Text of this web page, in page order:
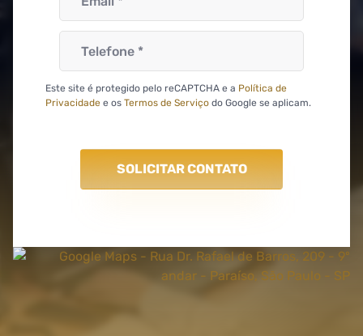
Este site é protegido pelo reCAPTCHA e a Política de
Privacidade e os Termos de Serviço do Google se aplicam.
SOLICITAR CONTATO